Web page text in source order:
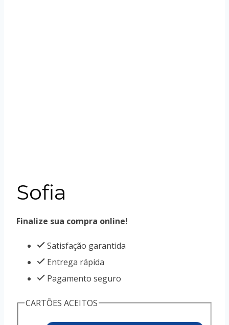
Sofia
Finalize sua compra online!
Satisfação garantida
Entrega rápida
Pagamento seguro
CARTÕES ACEITOS